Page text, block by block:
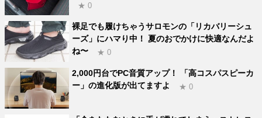
★ 0
裸足でも履けちゃうサロモンの「リカバリーシュ
ーズ」にハマり中！ 夏のおでかけに快適なんだよ
ね〜
★ 0
2,000円台でPC音質アップ！ 「高コスパスピーカ
ー」の進化版が出てますよ
★ 0